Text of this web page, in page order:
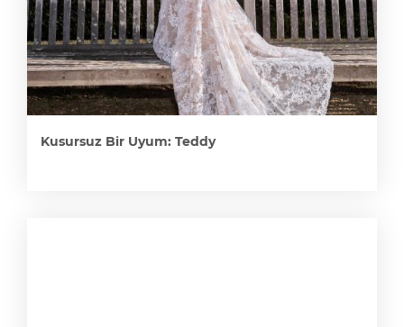
Kusursuz Bir Uyum: Teddy